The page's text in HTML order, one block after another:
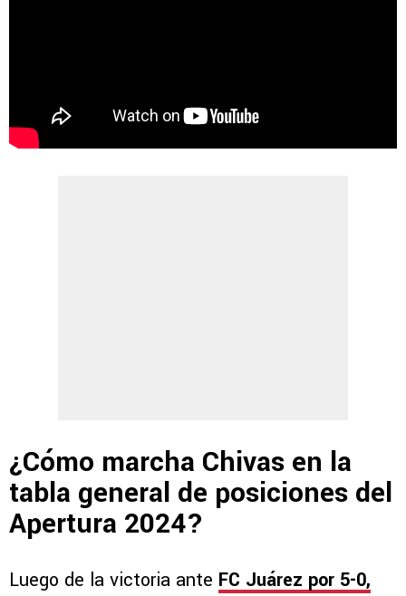
¿Cómo marcha Chivas en la
tabla general de posiciones del
Apertura 2024?
Luego de la victoria ante FC Juárez por 5-0,